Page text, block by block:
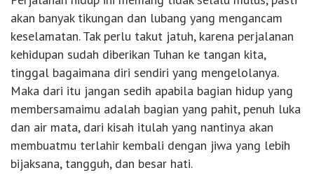
akan banyak tikungan dan lubang yang mengancam
keselamatan. Tak perlu takut jatuh, karena perjalanan
kehidupan sudah diberikan Tuhan ke tangan kita,
tinggal bagaimana diri sendiri yang mengelolanya.
Maka dari itu jangan sedih apabila bagian hidup yang
membersamaimu adalah bagian yang pahit, penuh luka
dan air mata, dari kisah itulah yang nantinya akan
membuatmu terlahir kembali dengan jiwa yang lebih
bijaksana, tangguh, dan besar hati.